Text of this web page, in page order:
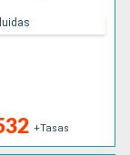
+Tasas